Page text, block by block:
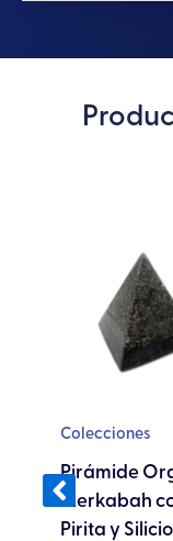
Colecciones
Pirámide
Merkabah
Pirita y Silicio